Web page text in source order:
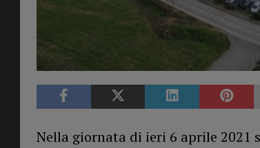
Nella giornata di ieri 6 aprile 2021